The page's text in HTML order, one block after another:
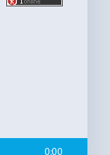
0:00